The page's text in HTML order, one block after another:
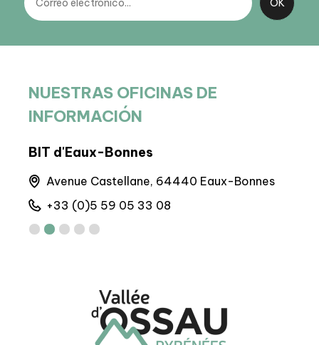
NUESTRAS OFICINAS DE
INFORMACIÓN
BIT d'Eaux-Bonnes
Avenue Castellane, 64440 Eaux-Bonnes
+33 (0)5 59 05 33 08